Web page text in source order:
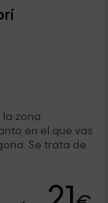
zona
en el que vas
Se trata de